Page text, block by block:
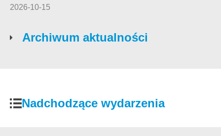
2026-10-15
Archiwum aktualności
Nadchodzące wydarzenia